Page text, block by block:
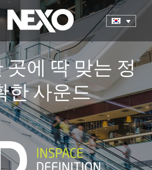
곳에 딱 맞는 정
한 사운드